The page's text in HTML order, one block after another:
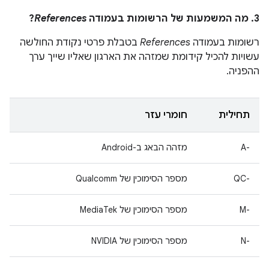
3. מה המשמעות של הרשומות בעמודה References
?
רשומות בעמודה References בטבלת פרטי נקודת החולשה
עשויות להכיל קידומת שמזהה את הארגון שאליו שייך ערך
ההפניה.
תחילית חומרי עזר
A-‎ מזהה הבאג ב-Android
QC-‎ מספר הסימוכין של Qualcomm
M-‎ מספר הסימוכין של MediaTek
N-‎ מספר הסימוכין של NVIDIA